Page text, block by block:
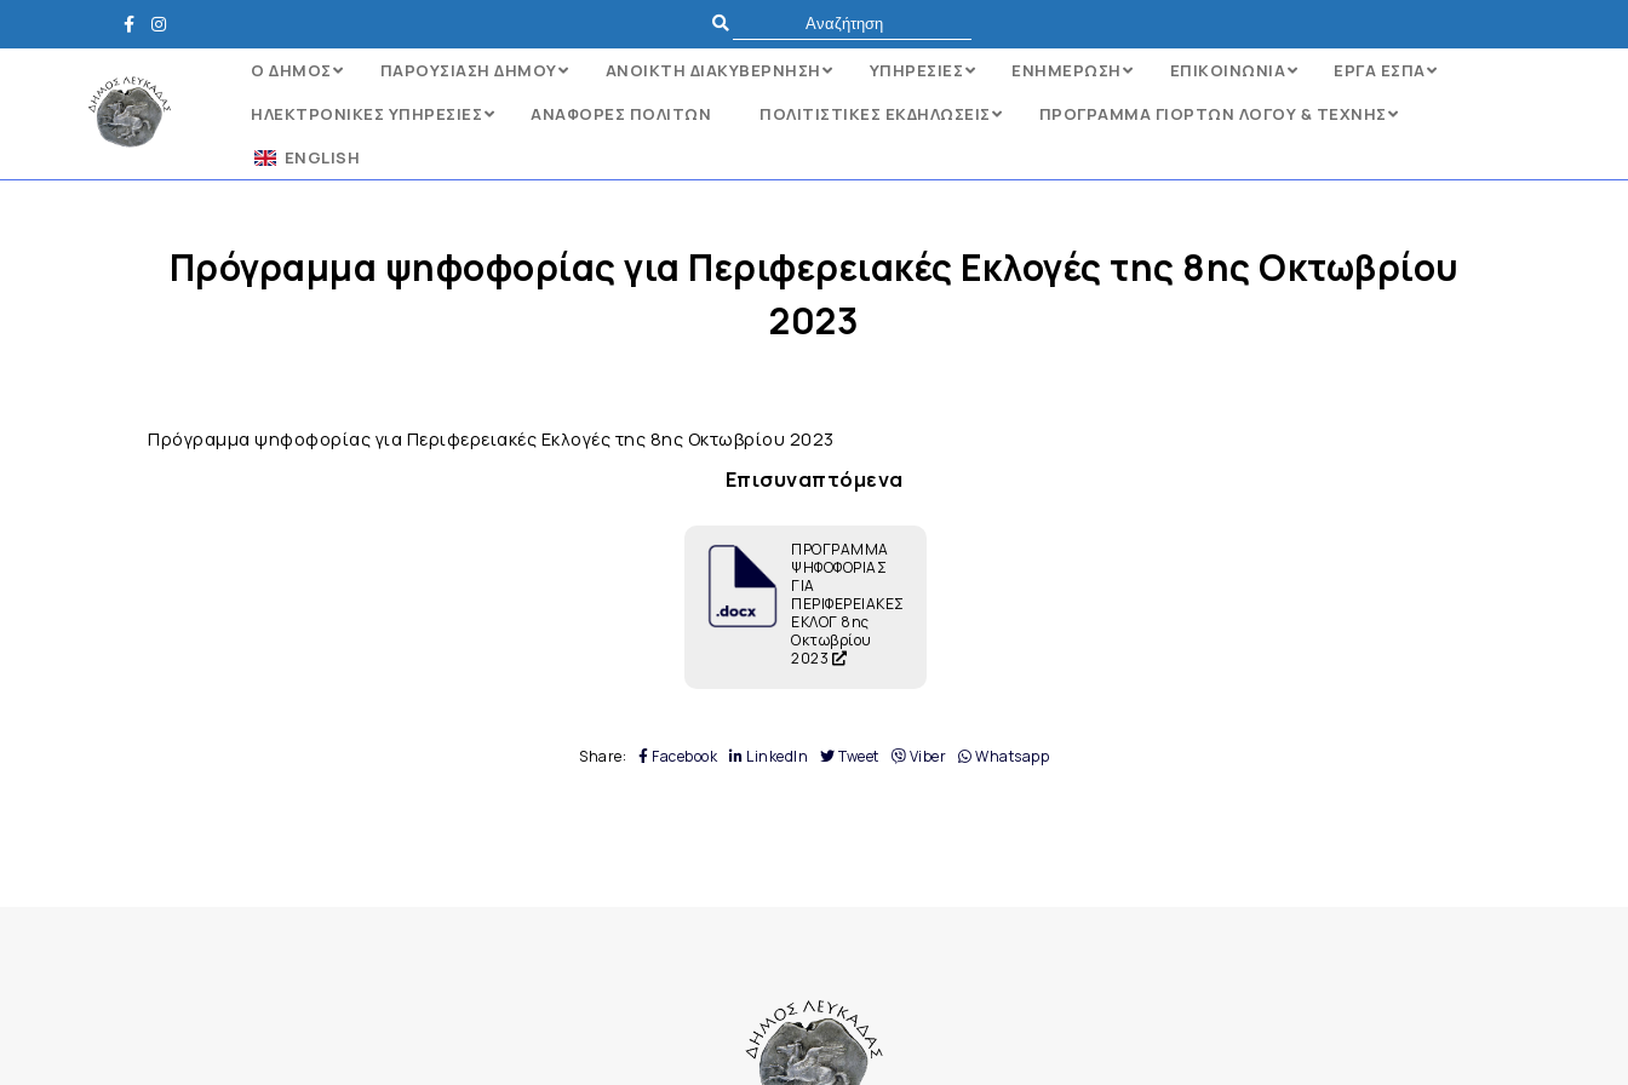
Ο ΔΗΜΟΣ ΠΑΡΟΥΣΙΑΣΗ ΔΗΜΟΥ ΑΝΟΙΚΤΗ ΔΙΑΚΥΒΕΡΝΗΣΗ ΥΠΗΡΕΣΙΕΣ ΕΝΗΜΕΡΩΣΗ ΕΠΙΚΟΙΝΩΝΙΑ
ΕΡΓΑ ΕΣΠΑ
ΗΛΕΚΤΡΟΝΙΚΈΣ ΥΠΗΡΕΣΊΕΣ
ΑΝΑΦΟΡΈΣ ΠΟΛΙΤΏΝ ΠΟΛΙΤΙΣΤΙΚΕΣ ΕΚΔΗΛΩΣΕΙΣ
ΠΡΟΓΡΑΜΜΑ ΓΙΟΡΤΩΝ ΛΟΓΟΥ & ΤΕΧΝΗΣ
ENGLISH
Πρόγραμμα ψηφοφορίας για Περιφερειακές Εκλογές της 8ης Οκτωβρίου
2023
Πρόγραμμα ψηφοφορίας για Περιφερειακές Εκλογές της 8ης Οκτωβρίου 2023
Επισυναπτόμενα
ΠΡΟΓΡΑΜΜΑ
ΨΗΦΟΦΟΡΙΑΣ
ΓΙΑ
ΠΕΡΙΦΕΡΕΙΑΚΕΣ
ΕΚΛΟΓ 8ης
Οκτωβρίου
2023
Share: Facebook LinkedIn Tweet Viber Whatsapp